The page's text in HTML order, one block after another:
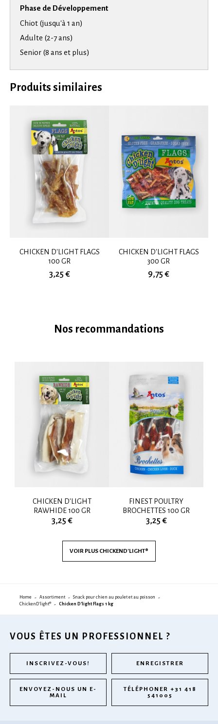
Phase de Développement
Chiot (jusqu'à 1 an)
Adulte (2-7 ans)
Senior (8 ans et plus)
Produits similaires
CHICKEN D'LIGHT FLAGS
100 GR
3,25 €
CHICKEN D'LIGHT FLAGS
300 GR
9,75 €
Nos recommandations
CHICKEN D'LIGHT
RAWHIDE 100 GR
3,25 €
FINEST POULTRY
BROCHETTES 100 GR
3,25 €
VOIR PLUS CHICKEND'LIGHT®
Home Assortiment
Snack pour chien au poulet et au poisson
ChickenD'light®
Chicken D'light Flags 1 kg
VOUS ÊTES UN PROFESSIONNEL ?
INSCRIVEZ-VOUS! ENREGISTRER
ENVOYEZ-NOUS UN E-
MAIL
TÉLÉPHONER +31 418
541005